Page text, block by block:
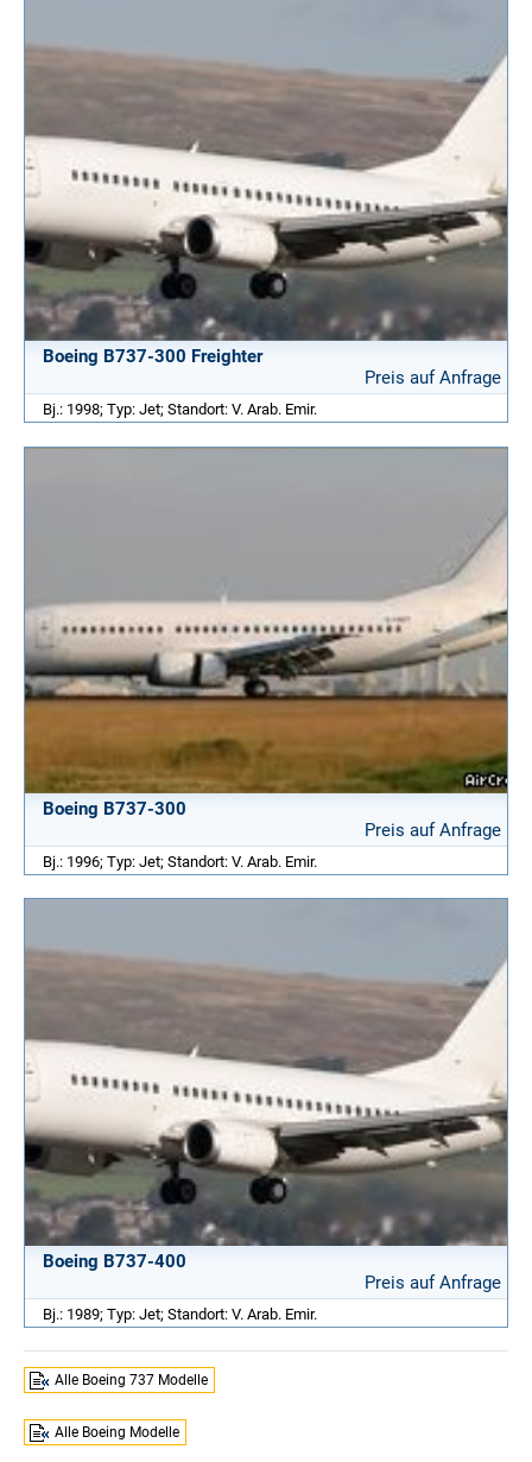
Boeing B737-300 Freighter
Preis auf Anfrage
Bj.: 1998; Typ: Jet; Standort: V. Arab. Emir.
Boeing B737-300
Preis auf Anfrage
Bj.: 1996; Typ: Jet; Standort: V. Arab. Emir.
Boeing B737-400
Preis auf Anfrage
Bj.: 1989; Typ: Jet; Standort: V. Arab. Emir.
Alle Boeing 737 Modelle
Alle Boeing Modelle